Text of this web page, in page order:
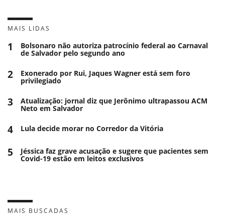
MAIS LIDAS
1 Bolsonaro não autoriza patrocínio federal ao Carnaval
de Salvador pelo segundo ano
2 Exonerado por Rui, Jaques Wagner está sem foro
privilegiado
3 Atualização: jornal diz que Jerônimo ultrapassou ACM
Neto em Salvador
4 Lula decide morar no Corredor da Vitória
5 Jéssica faz grave acusação e sugere que pacientes sem
Covid-19 estão em leitos exclusivos
MAIS BUSCADAS